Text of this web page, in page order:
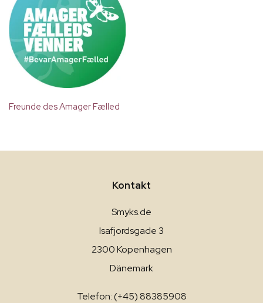
Freunde des Amager Fælled
Kontakt
Smyks.de
Isafjordsgade 3
2300 Kopenhagen
Dänemark
Telefon: (+45) 88385908